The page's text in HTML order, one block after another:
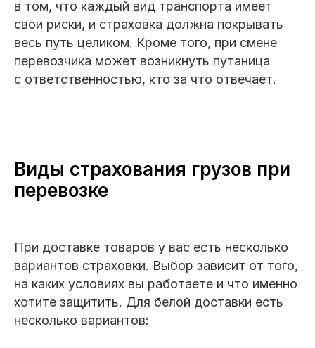
в том, что каждый вид транспорта имеет
свои риски, и страховка должна покрывать
весь путь целиком. Кроме того, при смене
перевозчика может возникнуть путаница
с ответственностью, кто за что отвечает.
Виды страхования грузов при
перевозке
При доставке товаров у вас есть несколько
вариантов страховки. Выбор зависит от того,
на каких условиях вы работаете и что именно
хотите защитить. Для белой доставки есть
несколько вариантов: